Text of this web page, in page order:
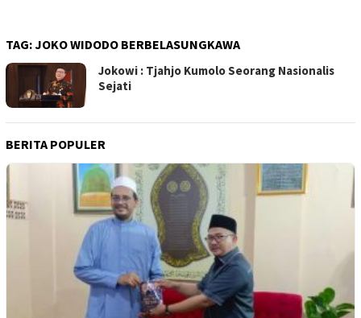
TAG:JOKO WIDODO BERBELASUNGKAWA
Jokowi : Tjahjo Kumolo Seorang Nasionalis
Sejati
BERITA POPULER